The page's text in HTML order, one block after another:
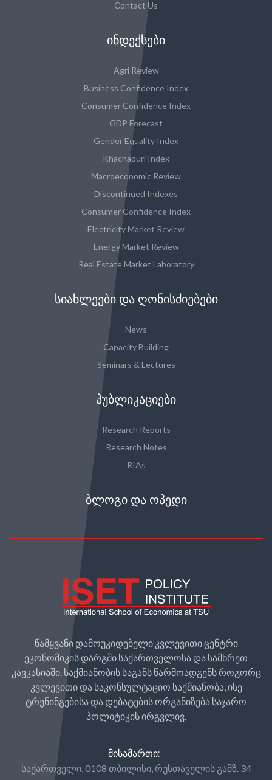
Contact Us
ᲘᲜᲓᲔᲥᲡᲔᲑᲘ
Agri Review
Business Confidence Index
Consumer Confidence Index
GDP Forecast
Gender Equality Index
Khachapuri Index
Macroeconomic Review
Discontinued Indexes
Consumer Confidence Index
Electricity Market Review
Energy Market Review
Real Estate Market Laboratory
ᲡᲘᲐᲮᲚᲔᲔᲑᲘ ᲓᲐ ᲦᲝᲜᲘᲡᲫᲘᲔᲑᲔᲑᲘ
News
Capacity Building
Seminars & Lectures
ᲞᲣᲑᲚᲘᲙᲐᲪᲘᲔᲑᲘ
Research Reports
Research Notes
RIAs
ᲑᲚᲝᲒᲘ ᲓᲐ ᲝᲞᲔᲓᲘ
წამყვანი დამოუკიდებელი კვლევითი ცენტრი
ეკონომიკის დარგში საქართველოსა და სამხრეთ
კავკასიაში. საქმიანობის საგანს წარმოადგენს როგორც
კვლევითი და საკონსულტაციო საქმიანობა, ისე
ტრენინგებისა და დებატების ორგანიზება საჯარო
პოლიტიკის ირგვლივ.
ᲛᲘᲡᲐᲛᲐᲠᲗᲘ:
საქართველი, 0108 თბილისი, რუსთაველის გამზ. 34